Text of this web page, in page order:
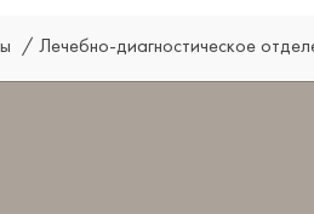
Лечебно-диагностическое